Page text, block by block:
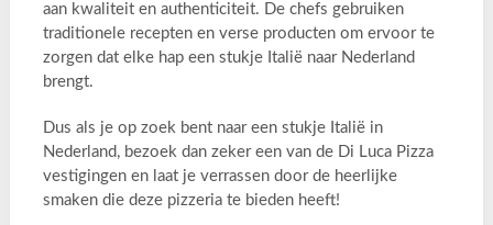
aan kwaliteit en authenticiteit. De chefs gebruiken
traditionele recepten en verse producten om ervoor te
zorgen dat elke hap een stukje Italië naar Nederland
brengt.
Dus als je op zoek bent naar een stukje Italië in
Nederland, bezoek dan zeker een van de Di Luca Pizza
vestigingen en laat je verrassen door de heerlijke
smaken die deze pizzeria te bieden heeft!